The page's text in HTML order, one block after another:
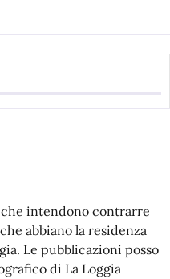
intendono contrarre
abbiano la residenza
Le pubblicazioni posso
di La Loggia